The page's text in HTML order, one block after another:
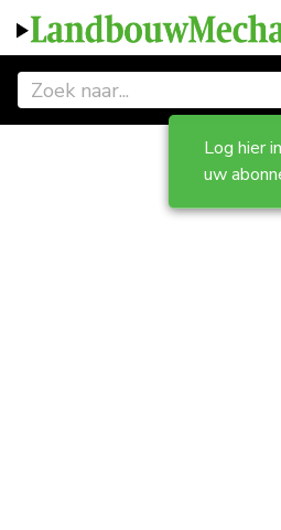
Log hier
uw